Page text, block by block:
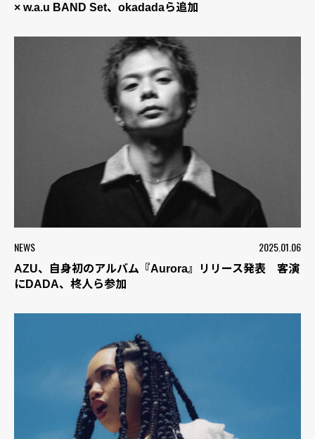
× w.a.u BAND Set、okadadaら追加
NEWS 2025.01.06
AZU、自身初のアルバム『Aurora』リリース発表 客演
にDADA、柊人ら参加